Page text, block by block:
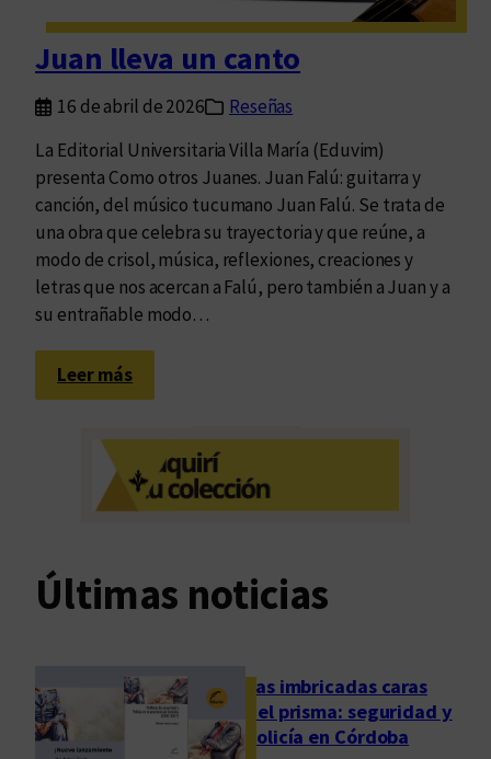
Juan lleva un canto
16 de abril de 2026
Reseñas
La Editorial Universitaria Villa María (Eduvim)
presenta Como otros Juanes. Juan Falú: guitarra y
canción, del músico tucumano Juan Falú. Se trata de
una obra que celebra su trayectoria y que reúne, a
modo de crisol, música, reflexiones, creaciones y
letras que nos acercan a Falú, pero también a Juan y a
su entrañable modo…
Leer más:
J
n
l
v
n
c
Últimas noticias
Las imbricadas caras
del prisma: seguridad y
policía en Córdoba